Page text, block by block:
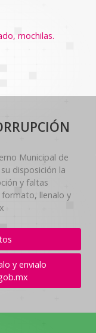
mochilas.
Municipal de
disposición la
y faltas
formato, llenalo y
y envialo